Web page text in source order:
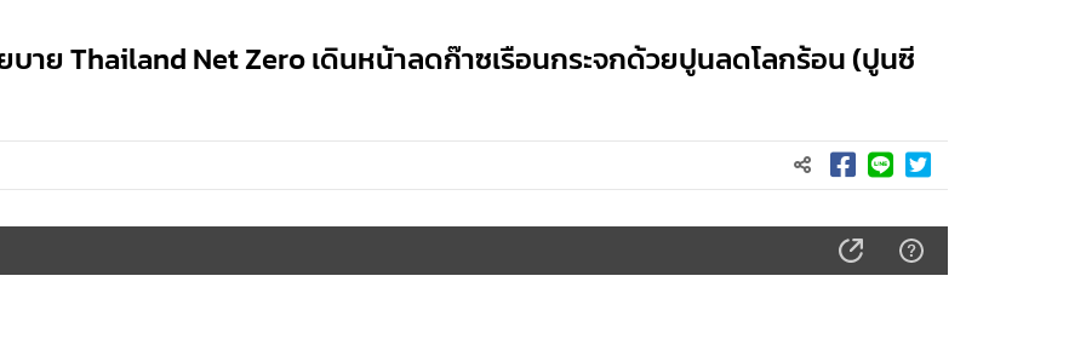
าย Thailand Net Zero เดินหน้าลดก๊าซเรือนกระจกด้วยปูนลดโลกร้อน (ปูนซี